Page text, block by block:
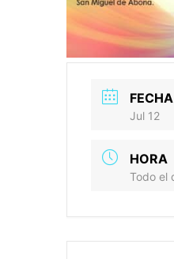
FECHA
Jul 12
HORA
Todo el